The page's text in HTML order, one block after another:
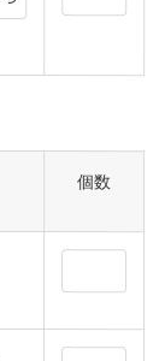
個数